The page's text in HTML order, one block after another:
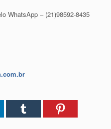
WhatsApp – (21)98592-8435